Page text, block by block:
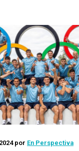
por En Perspectiva